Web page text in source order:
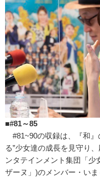
■#81～85
#81~90の収録は、『和
る”少女達の成長を見守り
ンタテインメント集団「少
ザーヌ」)のメンバー・い